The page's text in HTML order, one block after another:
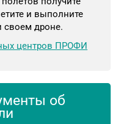
и выполните
своем дроне.
центров ПРОФИ
об